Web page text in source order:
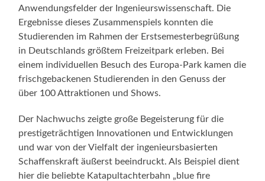
Anwendungsfelder der Ingenieurswissenschaft. Die
Ergebnisse dieses Zusammenspiels konnten die
Studierenden im Rahmen der Erstsemesterbegrüßung
in Deutschlands größtem Freizeitpark erleben. Bei
einem individuellen Besuch des Europa-Park kamen die
frischgebackenen Studierenden in den Genuss der
über 100 Attraktionen und Shows.
Der Nachwuchs zeigte große Begeisterung für die
prestigeträchtigen Innovationen und Entwicklungen
und war von der Vielfalt der ingenieursbasierten
Schaffenskraft äußerst beeindruckt. Als Beispiel dient
hier die beliebte Katapultachterbahn „blue fire